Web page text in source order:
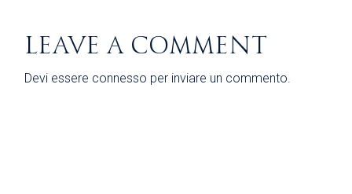
LEAVE A COMMENT
Devi essere connesso per inviare un commento.